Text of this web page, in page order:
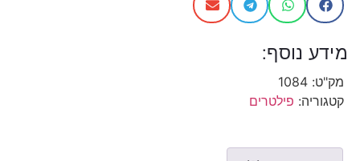
מידע נוסף:
מק"ט: 1084
קטגוריה: פילטרים